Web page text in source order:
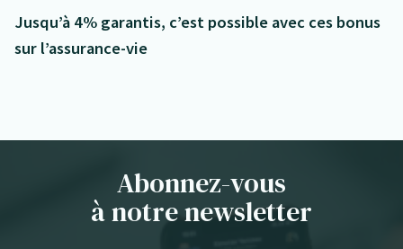
Jusqu’à 4% garantis, c’est possible avec ces bonus
sur l’assurance-vie
Abonnez-vous
à notre newsletter